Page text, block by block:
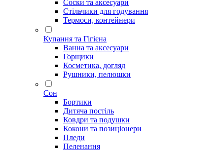
Соски та аксесуари
Стільчики для годування
Термоси, контейнери
Купання та Гігієна
Ванна та аксесуари
Горщики
Косметика, догляд
Рушники, пелюшки
Сон
Бортики
Дитяча постіль
Ковдри та подушки
Кокони та позиціонери
Пледи
Пеленання